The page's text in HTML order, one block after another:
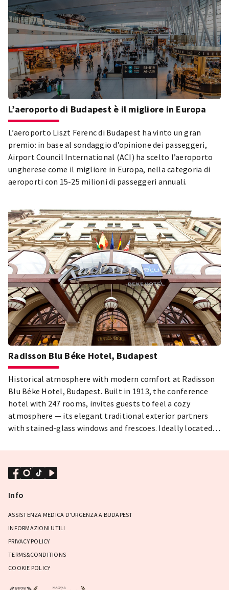
L’aeroporto di Budapest è il migliore in Europa
L’aeroporto Liszt Ferenc di Budapest ha vinto un gran
premio: in base al sondaggio d’opinione dei passeggeri,
Airport Council International (ACI) ha scelto l’aeroporto
ungherese come il migliore in Europa, nella categoria di
aeroporti con 15-25 milioni di passeggeri annuali.
Radisson Blu Béke Hotel, Budapest
Historical atmosphere with modern comfort at Radisson
Blu Béke Hotel, Budapest. Built in 1913, the conference
hotel with 247 rooms, invites guests to feel a cozy
atmosphere — its elegant traditional exterior partners
with stained-glass windows and frescoes. Ideally located
popular attractions.
Info
ASSISTENZA MEDICA D'URGENZA A BUDAPEST
INFORMAZIONI UTILI
PRIVACY POLICY
TERMS&CONDITIONS
COOKIE POLICY